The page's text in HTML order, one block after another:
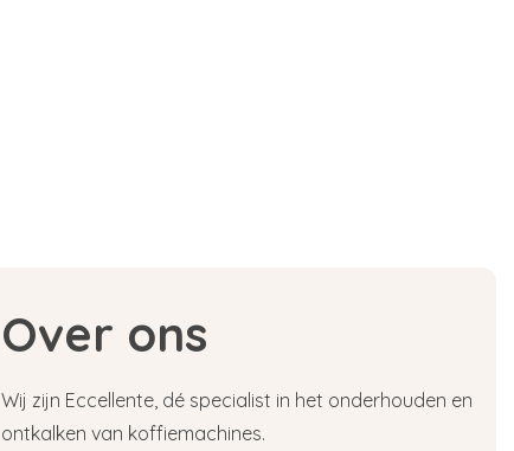
Over ons
Wij zijn Eccellente, dé specialist in het onderhouden en
ontkalken van koffiemachines.